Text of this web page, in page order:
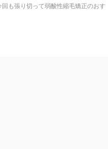
も張り切って弱酸性縮毛矯正のおす